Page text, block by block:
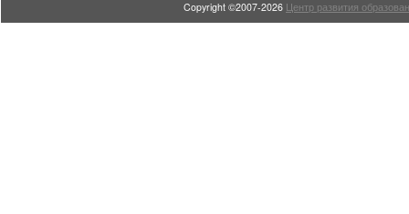
Copyright ©2007-2026 Центр развития